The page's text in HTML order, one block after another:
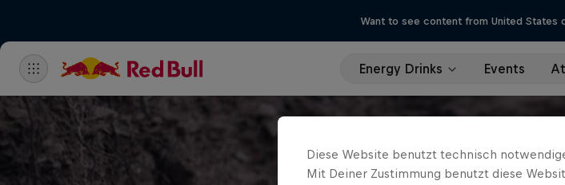
Want to see content from United States
Energy Drinks Events
Diese Website benutzt technisch
Mit Deiner Zustimmung benutzt diese